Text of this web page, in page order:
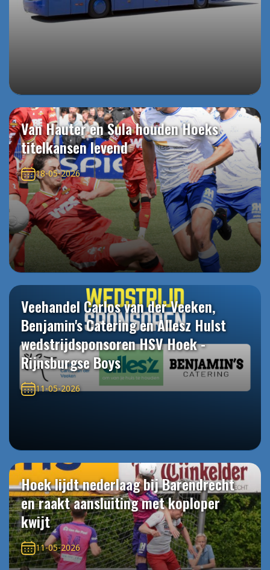
Van Hauter en Sula houden Hoeks
titelkansen levend
18-05-2026
Veehandel Carlos van der Veeken,
Benjamin's Catering en Allesz Hulst
wedstrijdsponsoren HSV Hoek -
Rijnsburgse Boys
11-05-2026
Hoek lijdt nederlaag bij Barendrecht
en raakt aansluiting met koploper
kwijt
11-05-2026